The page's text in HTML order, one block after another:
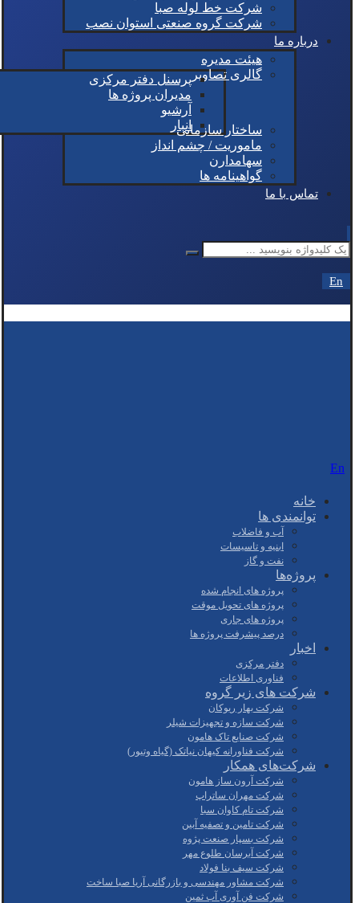
شرکت خط لوله صبا
شرکت گروه صنعتی استوان نصب
درباره ما
هیئت مدیره
گالری تصاویرپرسنل دفتر مرکزی
مدیران پروژه ها
آرشیو
انبار
ساختار سازمانی
ماموریت / چشم انداز
سهامدارن
گواهینامه ها
تماس با ما
En
En
خانه
توانمندی ها
آب و فاضلاب
ابنیه و تاسیسات
نفت و گاز
پروژه‌ها
پروژه های انجام شده
پروژه های تحویل موقت
پروژه های جاری
درصد پیشرفت پروژه ها
اخبار
دفتر مرکزی
فناوری اطلاعات
شرکت های زیر گروه
شرکت بهار ریوکان
شرکت سازه و تجهیزات شیلر
شرکت صنایع تاک هامون
شرکت فناورانه کیهان نیاتک (گیاه وتیور)
شرکت‌های همکار
شرکت آرون ساز هامون
شرکت مهران ساتراپ
شرکت تام کاوان سبا
شرکت تامین و تصفیه آبین
شرکت بسپار صنعت پژوه
شرکت آبرسان طلوع مهر
شرکت سیف بنا فولاد
شرکت مشاور مهندسی و بازرگانی آریا صبا ساخت
شرکت فن آوری آب ثمین